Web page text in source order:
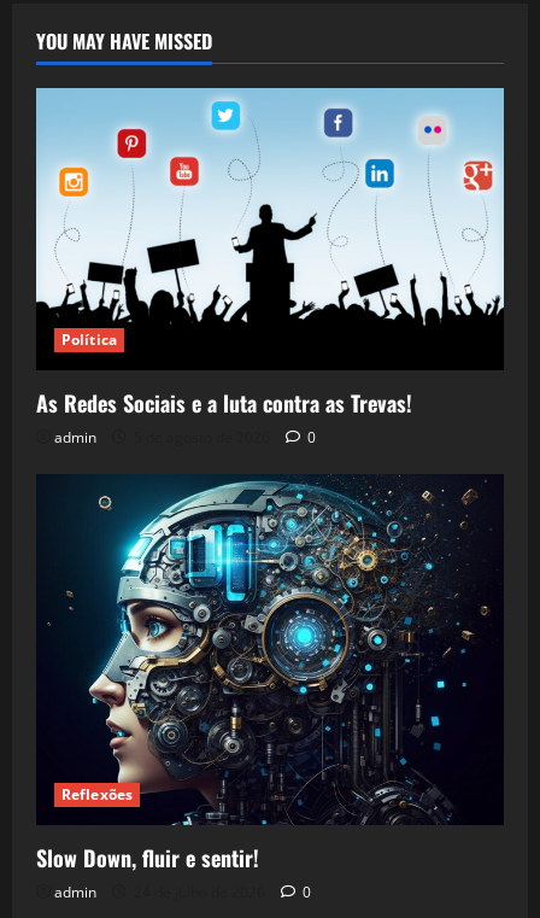
YOU MAY HAVE MISSED
Política
As Redes Sociais e a luta contra as Trevas!
admin 0
Reflexões
Slow Down, fluir e sentir!
admin 0